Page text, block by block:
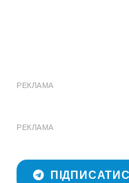
РЕКЛАМА
РЕКЛАМА